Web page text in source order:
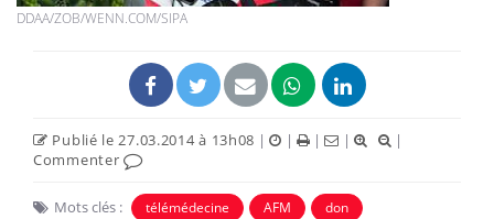
DDAA/ZOB/WENN.COM/SIPA
Publié le 27.03.2014 à 13h08 | | | |
|
Commenter
Mots clés : télémédecine AFM don